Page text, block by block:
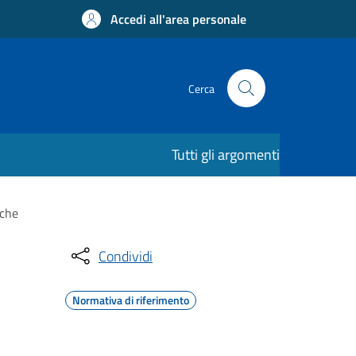
Accedi all'area personale
Cerca
Tutti gli argomenti
Condividi
Normativa di riferimento